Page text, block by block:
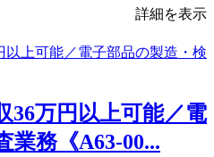
詳細を表示
36万円以上可能／電
業務《A63-00...